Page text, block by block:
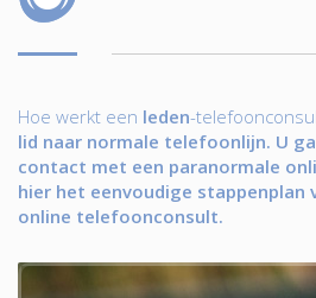
Hoe werkt een leden-
lid naar normale telefoonlijn. U
contact met een paranormale
hier het eenvoudige stappenplan
online telefoonconsult.